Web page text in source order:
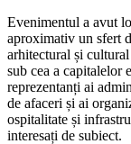
Evenimentul a avut
aproximativ un sfert
arhitectural și
sub cea a capitalelor
reprezentanți ai
de afaceri și ai
ospitalitate și
interesați de subiect.